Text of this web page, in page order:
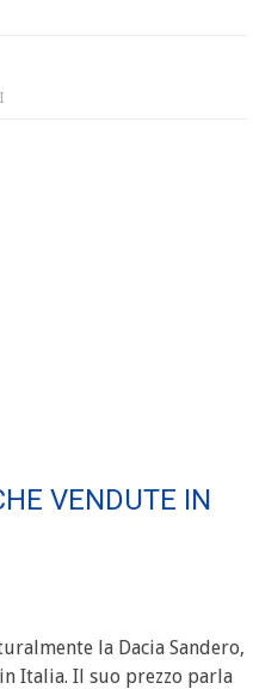
VENDUTE IN
la Dacia Sandero,
Italia. Il suo prezzo parla